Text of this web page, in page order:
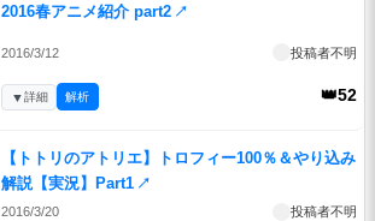
2016春アニメ紹介 part2 ↗
2016/3/12 投稿者不明
👑52
▼詳細 解析
【トトリのアトリエ】トロフィー100％＆やり込み
解説【実況】Part1 ↗
2016/3/20 投稿者不明